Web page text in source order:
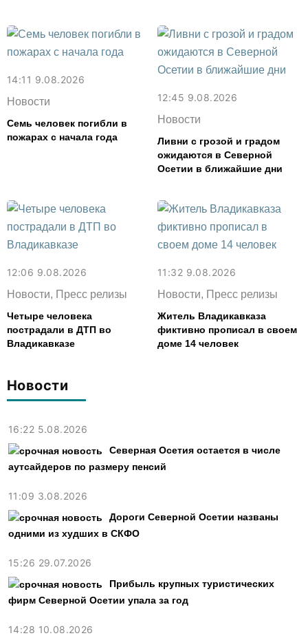
Новости
16:22 5.08.2026
Северная Осетия остается в числе
аутсайдеров по размеру пенсий
11:09 3.08.2026
Дороги Северной Осетии названы
одними из худших в СКФО
15:26 29.07.2026
Прибыль крупных туристических
фирм Северной Осетии упала за год
14:28 10.08.2026
14:11 9.08.2026
Новости
Семь человек погибли в
пожарах с начала года
12:45 9.08.2026
Новости
Ливни с грозой и градом
ожидаются в Северной
Осетии в ближайшие дни
12:06 9.08.2026
Новости, Пресс релизы
Четыре человека
пострадали в ДТП во
Владикавказе
11:32 9.08.2026
Новости, Пресс релизы
Житель Владикавказа
фиктивно прописал в своем
доме 14 человек